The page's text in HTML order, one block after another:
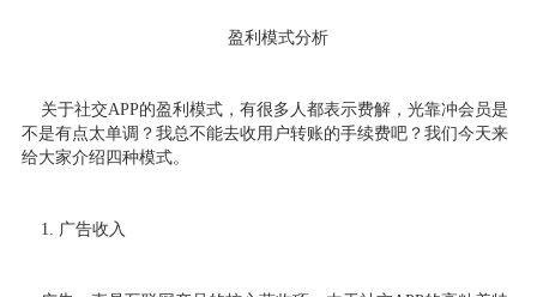
盈利模式分析
关于社交APP的盈利模式，有很多人都表示费解，光靠冲会员是
不是有点太单调？我总不能去收用户转账的手续费吧？我们今天来
给大家介绍四种模式。
1. 广告收入